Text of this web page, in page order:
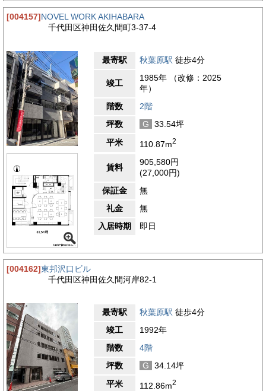
[004157]NOVEL WORK AKIHABARA
千代田区神田佐久間町3-37-4
最寄駅 秋葉原駅 徒歩4分
竣工
1985年 （改修：2025
年）
階数
2階
坪数
G
33.54坪
平米
110.87m2
賃料
905,580円
(27,000円)
保証金
無
礼金
無
入居時期
即日
[004162]東邦沢口ビル
千代田区神田佐久間河岸82-1
最寄駅 秋葉原駅 徒歩4分
竣工
1992年
階数
4階
坪数
G
34.14坪
平米
112.86m2